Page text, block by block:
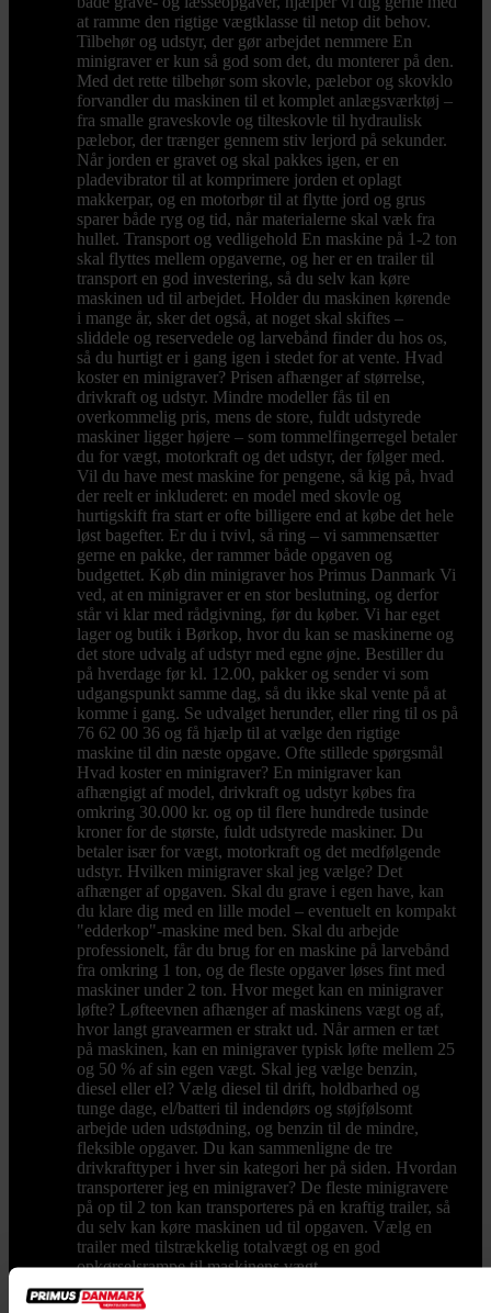
at ramme den rigtige vægtklasse til netop dit behov.
Tilbehør og udstyr, der gør arbejdet nemmere En
minigraver er kun så god som det, du monterer på den.
Med det rette tilbehør som skovle, pælebor og skovklo
forvandler du maskinen til et komplet anlægsværktøj –
fra smalle graveskovle og tilteskovle til hydraulisk
pælebor, der trænger gennem stiv lerjord på sekunder.
Når jorden er gravet og skal pakkes igen, er en
pladevibrator til at komprimere jorden et oplagt
makkerpar, og en motorbør til at flytte jord og grus
sparer både ryg og tid, når materialerne skal væk fra
hullet. Transport og vedligehold En maskine på 1-2 ton
skal flyttes mellem opgaverne, og her er en trailer til
transport en god investering, så du selv kan køre
maskinen ud til arbejdet. Holder du maskinen kørende
i mange år, sker det også, at noget skal skiftes –
sliddele og reservedele og larvebånd finder du hos os,
så du hurtigt er i gang igen i stedet for at vente. Hvad
koster en minigraver? Prisen afhænger af størrelse,
drivkraft og udstyr. Mindre modeller fås til en
overkommelig pris, mens de store, fuldt udstyrede
maskiner ligger højere – som tommelfingerregel betaler
du for vægt, motorkraft og det udstyr, der følger med.
Vil du have mest maskine for pengene, så kig på, hvad
der reelt er inkluderet: en model med skovle og
hurtigskift fra start er ofte billigere end at købe det hele
løst bagefter. Er du i tvivl, så ring – vi sammensætter
gerne en pakke, der rammer både opgaven og
budgettet. Køb din minigraver hos Primus Danmark Vi
ved, at en minigraver er en stor beslutning, og derfor
står vi klar med rådgivning, før du køber. Vi har eget
lager og butik i Børkop, hvor du kan se maskinerne og
det store udvalg af udstyr med egne øjne. Bestiller du
på hverdage før kl. 12.00, pakker og sender vi som
udgangspunkt samme dag, så du ikke skal vente på at
komme i gang. Se udvalget herunder, eller ring til os på
76 62 00 36 og få hjælp til at vælge den rigtige
maskine til din næste opgave. Ofte stillede spørgsmål
Hvad koster en minigraver? En minigraver kan
afhængigt af model, drivkraft og udstyr købes fra
omkring 30.000 kr. og op til flere hundrede tusinde
kroner for de største, fuldt udstyrede maskiner. Du
betaler især for vægt, motorkraft og det medfølgende
udstyr. Hvilken minigraver skal jeg vælge? Det
afhænger af opgaven. Skal du grave i egen have, kan
du klare dig med en lille model – eventuelt en kompakt
"edderkop"-maskine med ben. Skal du arbejde
professionelt, får du brug for en maskine på larvebånd
fra omkring 1 ton, og de fleste opgaver løses fint med
maskiner under 2 ton. Hvor meget kan en minigraver
løfte? Løfteevnen afhænger af maskinens vægt og af,
hvor langt gravearmen er strakt ud. Når armen er tæt
på maskinen, kan en minigraver typisk løfte mellem 25
og 50 % af sin egen vægt. Skal jeg vælge benzin,
diesel eller el? Vælg diesel til drift, holdbarhed og
tunge dage, el/batteri til indendørs og støjfølsomt
arbejde uden udstødning, og benzin til de mindre,
fleksible opgaver. Du kan sammenligne de tre
drivkrafttyper i hver sin kategori her på siden. Hvordan
transporterer jeg en minigraver? De fleste minigravere
på op til 2 ton kan transporteres på en kraftig trailer, så
du selv kan køre maskinen ud til opgaven. Vælg en
trailer med tilstrækkelig totalvægt og en god
opkørselsrampe til maskinens vægt.
PæleborHos PrimusDanmark finder du pælebor, både
til privat og professionelt brug. Uanset om du har brug